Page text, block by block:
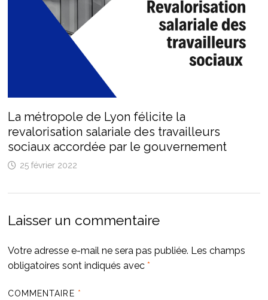
La métropole de Lyon félicite la
revalorisation salariale des travailleurs
sociaux accordée par le gouvernement
25 février 2022
Laisser un commentaire
Votre adresse e-mail ne sera pas publiée. Les champs
obligatoires sont indiqués avec *
COMMENTAIRE *